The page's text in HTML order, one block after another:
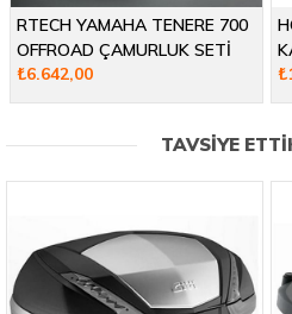
RTECH YAMAHA TENERE 700
OFFROAD ÇAMURLUK SETİ
2019-2026
₺6.642,00
TAVSİYE